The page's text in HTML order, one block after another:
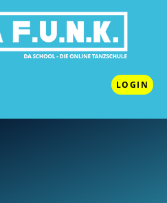
LOGIN